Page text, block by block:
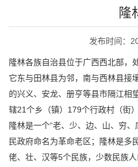
隆
发布时间：
隆林各族自治县位于广西西北部，
它东与田林县为邻，南与西林县接
的兴义、安龙、册亨等县市隔江相
辖21个乡（镇）179个行政村（街
隆林是一个“老、少、边、山、穷
民政府命名为革命老区；隆林是多
佬、壮、汉等5个民族，少数民族